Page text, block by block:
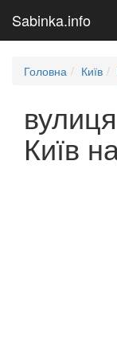
Sabinka.info
Головна Київ
Київ